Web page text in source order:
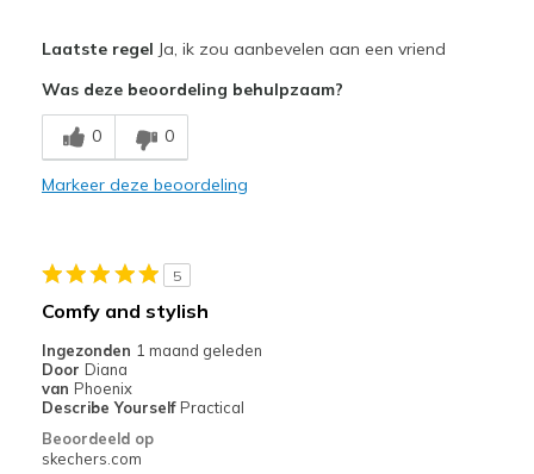
Breathe Well
Comfortable
Golfing
Width
Feels true to width
Sizing
View On Shoes
I'm Into Shoes
Laatste regel Ja, ik zou aanbevelen aan een vriend
Was deze beoordeling behulpzaam?
0 0
Markeer deze beoordeling
5
Comfy and stylish
Ingezonden 1 maand geleden
Door Diana
van Phoenix
Describe Yourself Practical
Beoordeeld op
skechers.com